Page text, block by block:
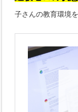
子さんの教育環境